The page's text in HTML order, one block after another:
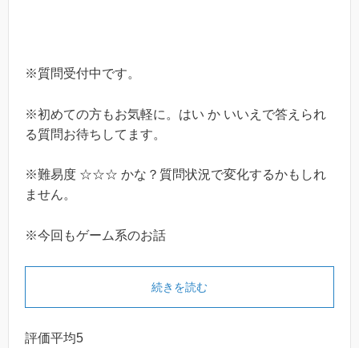
※質問受付中です。
※初めての方もお気軽に。はい か いいえで答えられ
る質問お待ちしてます。
※難易度 ☆☆☆ かな？質問状況で変化するかもしれ
ません。
※今回もゲーム系のお話
続きを読む
評価平均5